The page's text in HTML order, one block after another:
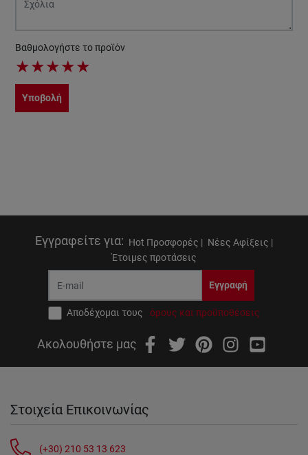
Βαθμολογήστε το προϊόν
★★★★★
Υποβολή
Εγγραφείτε για: Hot Προσφορές | Νέες Αφίξεις |
Έτοιμες προτάσεις
Εγγραφή
Αποδέχομαι τους όρους και προϋποθέσεις
Ακολουθήστε μας
Στοιχεία Επικοινωνίας
(+30) 210 53 13 623